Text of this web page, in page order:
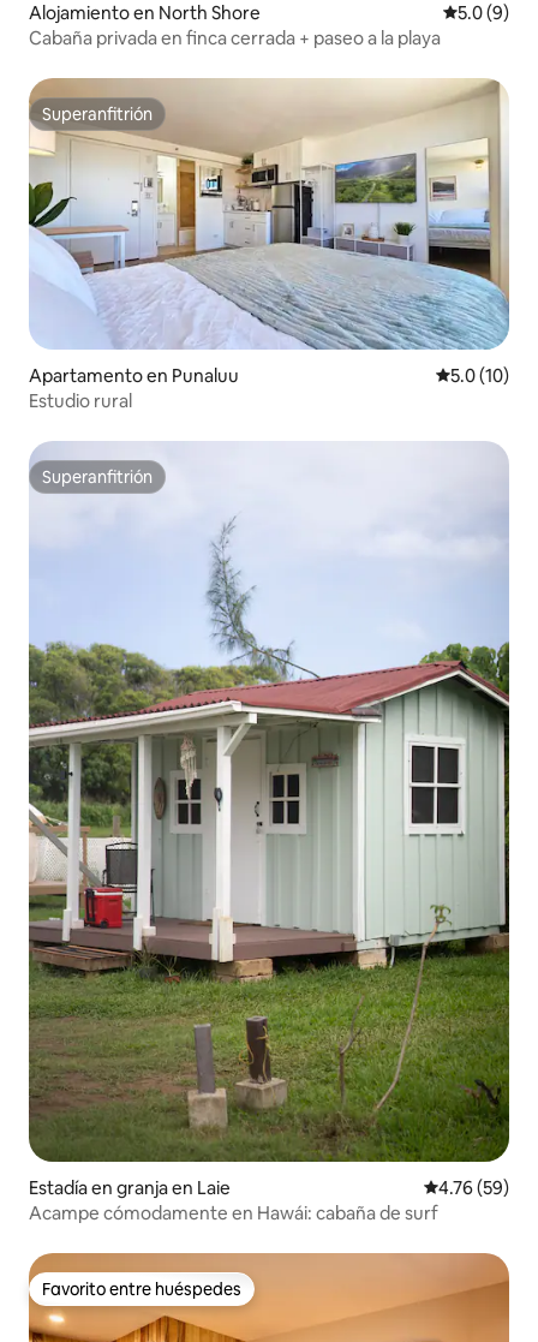
Alojamiento en North Shore
5.0 (9)
Cabaña privada en finca cerrada + paseo a la playa
Superanfitrión
Superanfitrión
Apartamento en Punaluu Calificación
5.0 (10)
Estudio rural
Superanfitrión
Superanfitrión
Estadía en granja en Laie Calificación
4.76 (59)
Acampe cómodamente en Hawái: cabaña de surf
Favorito entre huéspedes
Favorito entre huéspedes